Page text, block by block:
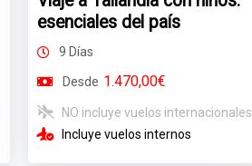
esenciales del país
9 Días
Desde 1.470,00€
NO incluye vuelos internacionales
Incluye vuelos internos